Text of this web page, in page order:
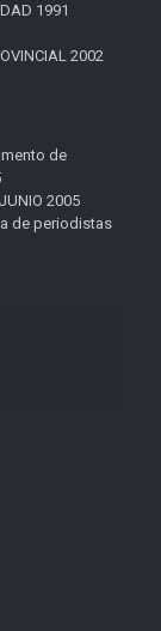
1991
2002
de
2005
de periodistas